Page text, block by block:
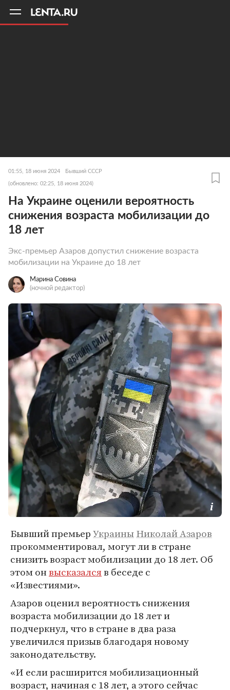
01:55, 18 июня 2024 Бывший СССР
(обновлено: 02:25, 18 июня 2024)
На Украине оценили вероятность
снижения возраста мобилизации до
18 лет
Экс-премьер Азаров допустил снижение возраста
мобилизации на Украине до 18 лет
Марина Совина
(ночной редактор)
Бывший премьерУкраиныНиколай Азаров
прокомментировал, могут ли в стране
снизить возраст мобилизации до 18 лет. Об
этом онвысказалсяв беседе с
«Известиями».
Азаров оценил вероятность снижения
возраста мобилизации до 18 лет и
подчеркнул, что в стране в два раза
увеличился призыв благодаря новому
законодательству.
«И если расширится мобилизационный
возраст, начиная с 18 лет, а этого сейчас